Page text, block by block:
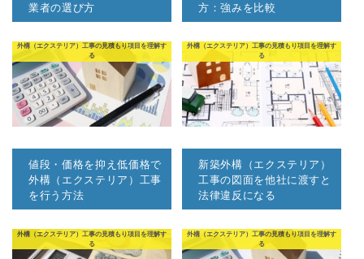
業者の選び方
方：強みを比較
外構（エクステリア）工事の見積もり項目を理解す
る
値段・価格を抑え低価格で
外構（エクステリア）工事
を行う方法
外構（エクステリア）工事の見積もり項目を理解す
る
新築外構（エクステリア）
工事の図面を他社に渡すと
法律違反になる
外構（エクステリア）工事の見積もり項目を理解す
る
外構（エクステリア）工事の見積もり項目を理解す
る